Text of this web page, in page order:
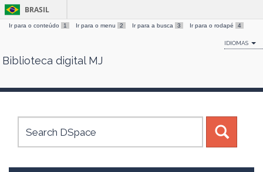
Skip
BRASIL
Ir para o conteúdo 1 Ir para o menu 2 Ir para a busca 3 Ir para o rodapé 4
IDIOMAS
Biblioteca digital MJ